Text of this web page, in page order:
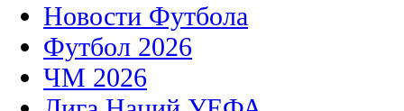
Новости Футбола
Футбол 2026
ЧМ 2026